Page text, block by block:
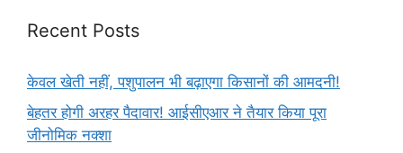
Recent Posts
केवल खेती नहीं, पशुपालन भी बढ़ाएगा किसानों की आमदनी!
बेहतर होगी अरहर पैदावार! आईसीएआर ने तैयार किया पूरा
जीनोमिक नक्शा